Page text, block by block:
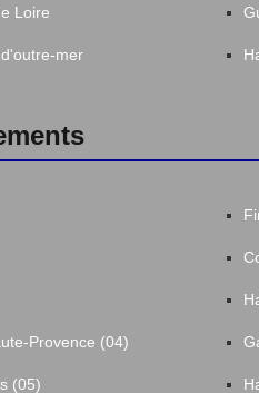
Loire
mer
Provence (04)
(05)